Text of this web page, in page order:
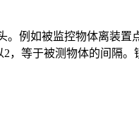
例如被监控物体离装置
等于被测物体的间隔。